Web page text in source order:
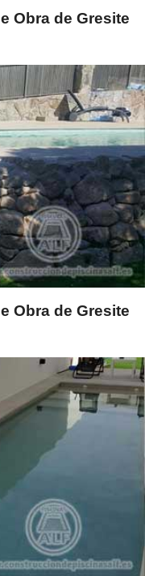
Obra de Gresite
Obra de Gresite